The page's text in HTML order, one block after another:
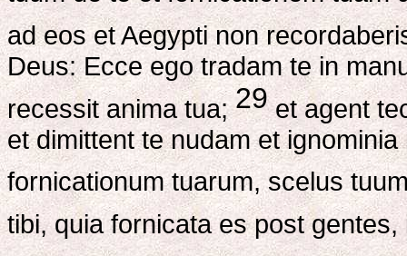
ad eos et Aegypti non
Deus: Ecce ego tradam te in
recessit anima tua;29et agent
et dimittent te nudam et
fornicationum tuarum, scelus
tibi, quia fornicata es post